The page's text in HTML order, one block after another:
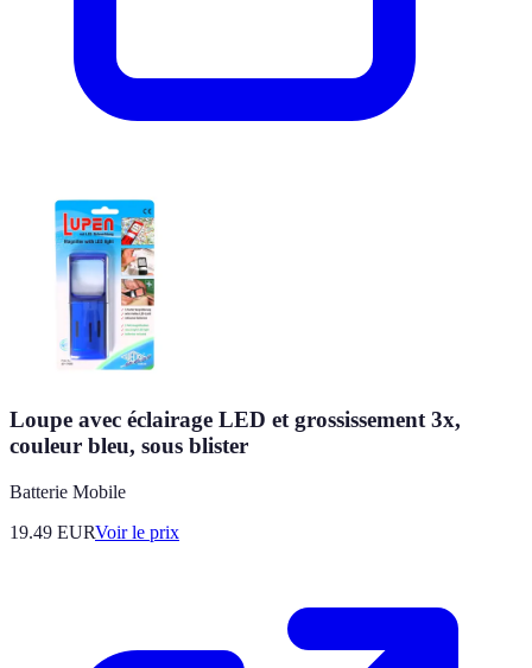
Loupe avec éclairage LED et grossissement 3x,
couleur bleu, sous blister
Batterie Mobile
19.49 EURVoir le prix